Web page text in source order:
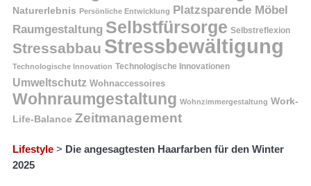
Naturerlebnis Persönliche Entwicklung Platzsparende Möbel
Raumgestaltung Selbstfürsorge Selbstreflexion
Stressabbau Stressbewältigung
Technologische Innovation Technologische Innovationen
Umweltschutz Wohnaccessoires
Wohnraumgestaltung Wohnzimmergestaltung Work-
Life-Balance Zeitmanagement
Lifestyle > Die angesagtesten Haarfarben für den Winter
2025